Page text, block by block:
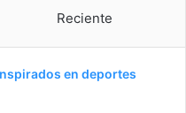
Reciente
en deportes